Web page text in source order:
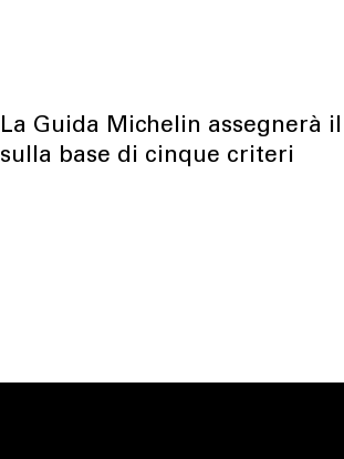
La Guida Michelin assegnerà
sulla base di cinque criteri